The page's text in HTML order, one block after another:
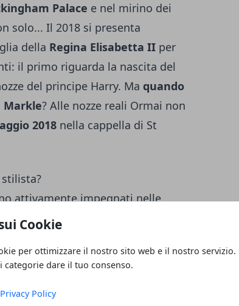
Cookie
per ottimizzare il nostro sito web e il nostro servizio.
categorie dare il tuo consenso.
Privacy Policy
Palace e nel mirino dei
solo... Il 2018 si presenta
della Regina Elisabetta II per
il primo riguarda la nascita del
del principe Harry. Ma quando
Markle? Alle nozze reali Ormai non
2018 nella cappella di St
attivamente impegnati nelle
avranno scelto per il loro
abito da sposa, chi è lo
è dettata dal fatto che come
matrimonio, motivo per cui